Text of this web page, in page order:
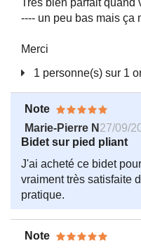
Tres bien parfait quand
---- un peu bas mais ça
Merci
1 personne(s) sur 1
Note
Marie-Pierre N 27/09/
Bidet sur pied pliant
J'ai acheté ce bidet
vraiment très satisfaite
pratique.
Note